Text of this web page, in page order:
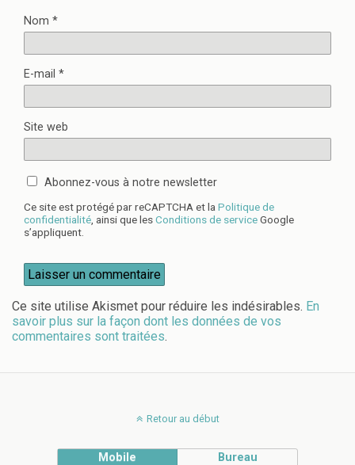
Nom *
E-mail *
Site web
Abonnez-vous à notre newsletter
Ce site est protégé par reCAPTCHA et la Politique de
confidentialité , ainsi que lesConditions de serviceGoogle
s’appliquent.
Ce site utilise Akismet pour réduire les indésirables. En
savoir plus sur la façon dont les données de vos
commentaires sont traitées.
Retour au début
Mobile Bureau